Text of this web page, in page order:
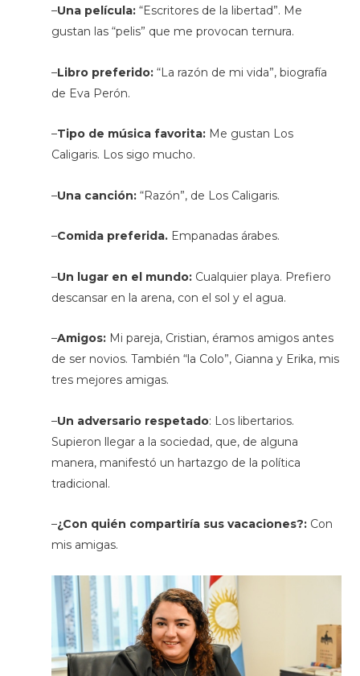
–Una película:“Escritores de la libertad”. Me
gustan las “pelis” que me provocan ternura.
–Libro preferido: “La razón de mi vida”, biografía
de Eva Perón.
–Tipo de música favorita:Me gustan Los
Caligaris. Los sigo mucho.
–Una canción:“Razón”, de Los Caligaris.
–Comida preferida.Empanadas árabes.
–Un lugar en el mundo: Cualquier playa. Prefiero
descansar en la arena, con el sol y el agua.
–Amigos:Mi pareja, Cristian, éramos amigos antes
de ser novios. También “la Colo”, Gianna y Erika, mis
tres mejores amigas.
–Un adversario respetado: Los libertarios.
Supieron llegar a la sociedad, que, de alguna
manera, manifestó un hartazgo de la política
tradicional.
–¿Con quién compartiría sus vacaciones?:Con
mis amigas.